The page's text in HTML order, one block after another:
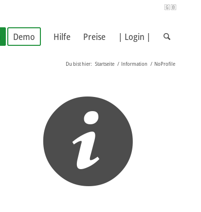
🇬🇧
Demo Hilfe Preise | Login |
Du bist hier: Startseite / Information / NoProfile